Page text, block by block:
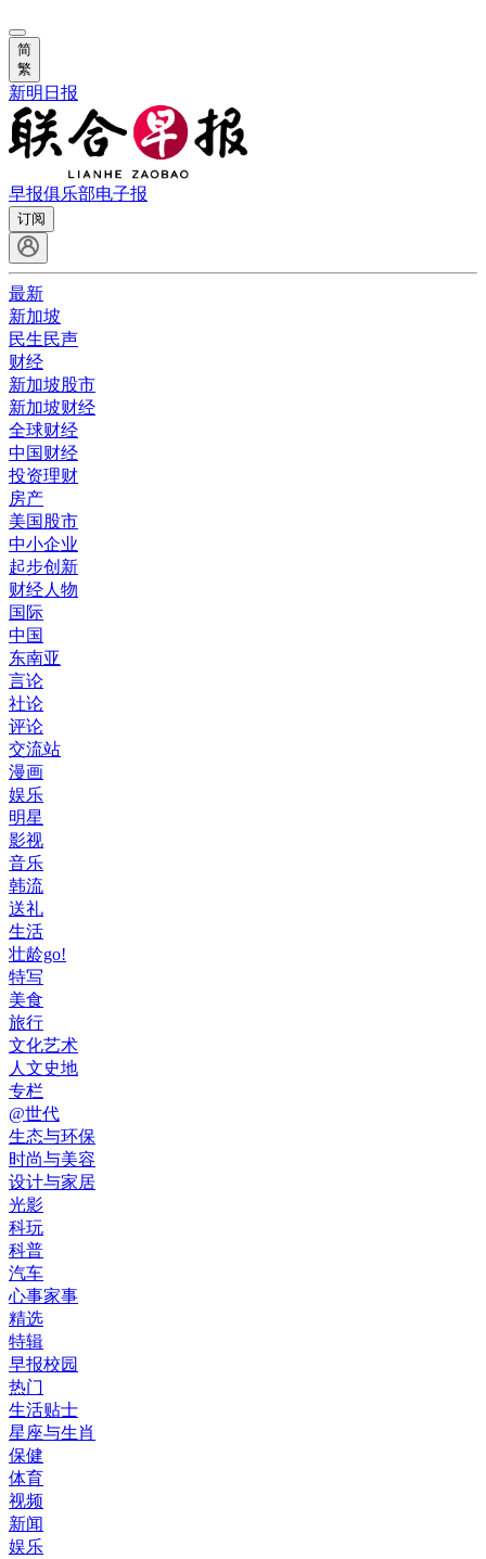
简
繁
新明日报
早报俱乐部电子报
订阅
最新
新加坡
民生民声
财经
新加坡股市
新加坡财经
全球财经
中国财经
投资理财
房产
美国股市
中小企业
起步创新
财经人物
国际
中国
东南亚
言论
社论
评论
交流站
漫画
娱乐
明星
影视
音乐
韩流
送礼
生活
壮龄go!
特写
美食
旅行
文化艺术
人文史地
专栏
@世代
生态与环保
时尚与美容
设计与家居
光影
科玩
科普
汽车
心事家事
精选
特辑
早报校园
热门
生活贴士
星座与生肖
保健
体育
视频
新闻
娱乐